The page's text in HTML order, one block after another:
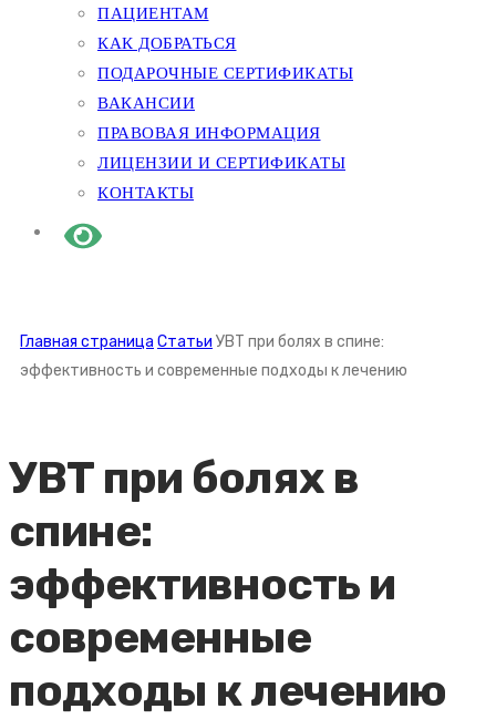
ПАЦИЕНТАМ
КАК ДОБРАТЬСЯ
ПОДАРОЧНЫЕ СЕРТИФИКАТЫ
ВАКАНСИИ
ПРАВОВАЯ ИНФОРМАЦИЯ
ЛИЦЕНЗИИ И СЕРТИФИКАТЫ
КОНТАКТЫ
Главная страница Статьи УВТ при болях в спине:
эффективность и современные подходы к лечению
УВТ при болях в
спине:
эффективность и
современные
подходы к лечению